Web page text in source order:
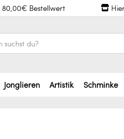
80,00€ Bestellwert
Jonglieren Artistik Schminke